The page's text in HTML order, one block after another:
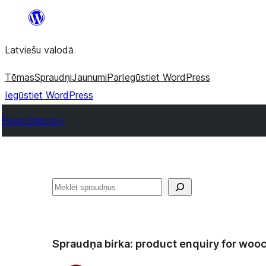
Pāriet
saturu
Latviešu valodā
TēmasSpraudņiJaunumiParIegūstiet WordPress
Iegūstiet WordPress
Plugin Directory
Meklēt
Spraudņa birka: product enquiry for